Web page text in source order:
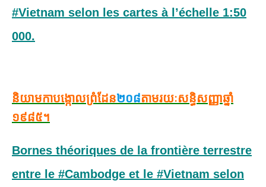
#Vietnam selon les cartes à l’échelle 1:50
000.
និយាមកាបង្កោលព្រំដែន២០៨តាមរយៈសន្ធិសញ្ញាឆ្នាំ
១៩៨៥។
Bornes théoriques de la frontière terrestre
entre le #Cambodge et le #Vietnam selon